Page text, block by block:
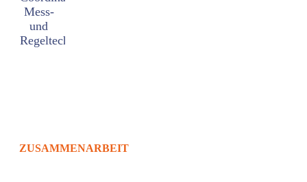
Mess-
und
Regeltechnik
ZUSAMMENARBEIT